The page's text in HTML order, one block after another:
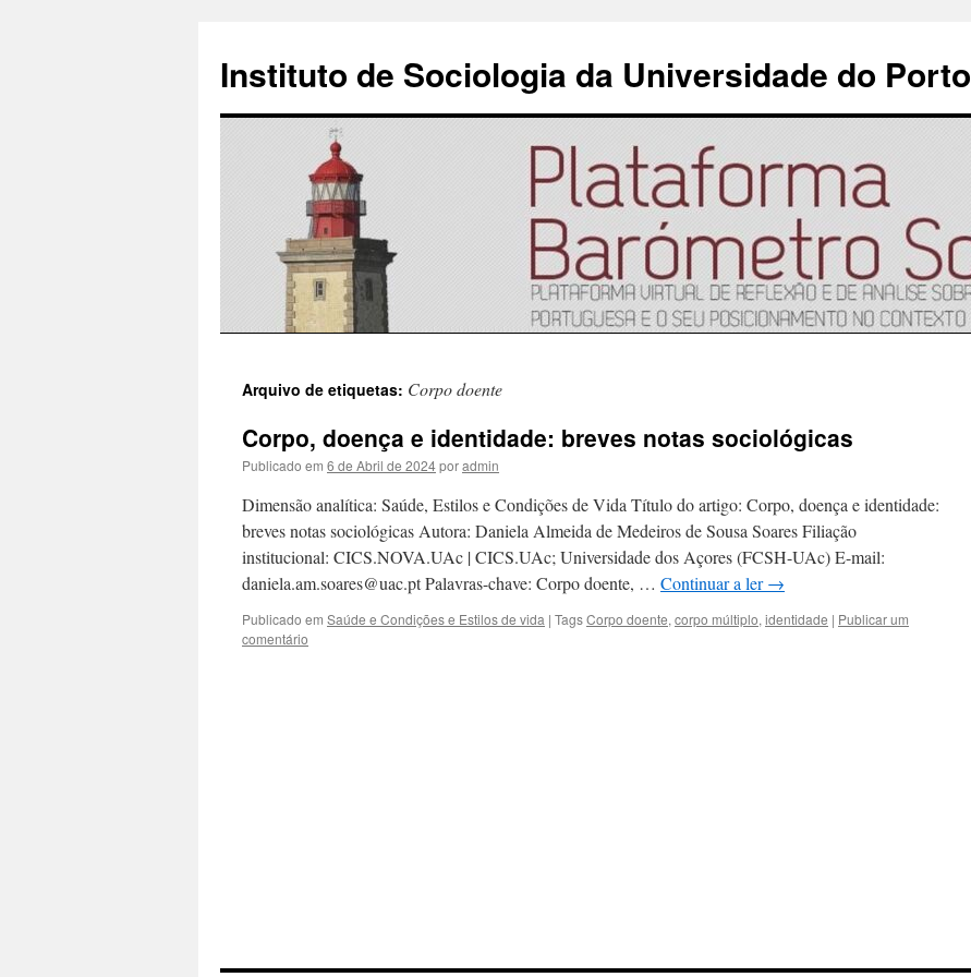
Instituto de Sociologia da Universidade do Porto
para
Arquivo de etiquetas: Corpo doente
Corpo, doença e identidade: breves notas sociológicas
Publicado em 6 de Abril de 2024poradmin
Dimensão analítica: Saúde, Estilos e Condições de Vida Título do artigo: Corpo, doença e identidade:
breves notas sociológicas Autora: Daniela Almeida de Medeiros de Sousa Soares Filiação
institucional: CICS.NOVA.UAc | CICS.UAc; Universidade dos Açores (FCSH-UAc) E-mail:
daniela.am.soares@uac.pt Palavras-chave: Corpo doente, … Continuar a ler→
Publicado em Saúde e Condições e Estilos de vida | TagsCorpo doente, corpo múltiplo, identidade | Publicar um
comentário